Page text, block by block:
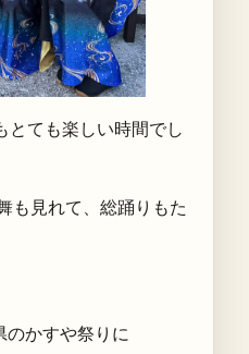
とても楽しい時間でし
も見れて、総踊りもた
のかすや祭りに